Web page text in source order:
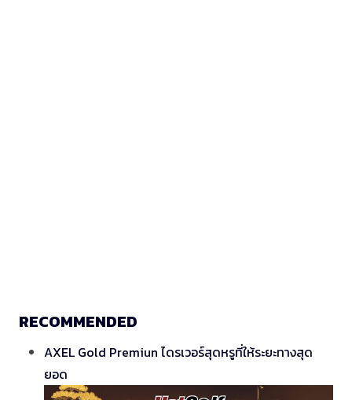
RECOMMENDED
AXEL Gold Premiun ไดรเวอร์สุดหรูที่ให้ระยะทางสุด
ยอด